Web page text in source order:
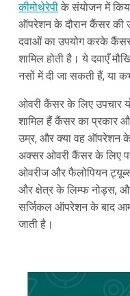
कीमोथेरेपीके संयोजन में
ऑपरेशन के दौरान कैंसर की
दवाओं का उपयोग करके कैंसर
शामिल होती है। ये दवाएँ
नसों में दी जा सकती हैं, या
ओवरी कैंसर के लिए उपचार
शामिल हैं कैंसर का प्रकार
उम्र, और क्या वह ऑपरेशन के
अक्सर ओवरी कैंसर के लिए
ओवरीज और फैलोपियन ट्यूब्स
और क्षेत्र के लिम्फ नोड्स,
सर्जिकल ऑपरेशन के बाद
जाती है।